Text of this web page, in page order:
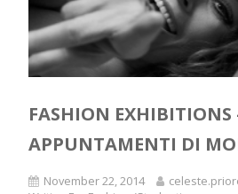
FASHION EXHIBITIONS
APPUNTAMENTI DI
November 22, 2014